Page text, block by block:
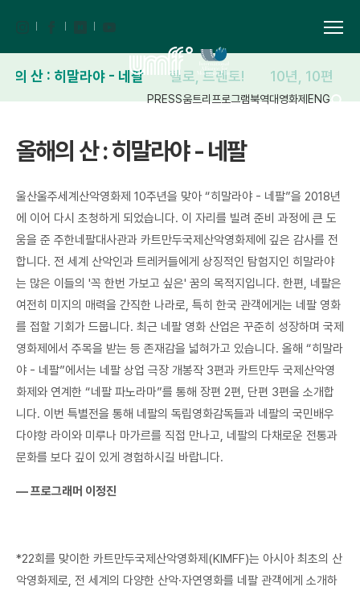
PRESS움트리프로그램북역대영화제ENG
의 산 : 히말라야 - 네팔 헬로, 트렌토! 10년, 10편
올해의 산 : 히말라야 - 네팔
울산울주세계산악영화제 10주년을 맞아 “히말라야 - 네팔”을 2018년
에 이어 다시 초청하게 되었습니다. 이 자리를 빌려 준비 과정에 큰 도
움을 준 주한네팔대사관과 카트만두국제산악영화제에 깊은 감사를 전
합니다. 전 세계 산악인과 트레커들에게 상징적인 탐험지인 히말라야
는 많은 이들의 '꼭 한번 가보고 싶은' 꿈의 목적지입니다. 한편, 네팔은
여전히 미지의 매력을 간직한 나라로, 특히 한국 관객에게는 네팔 영화
를 접할 기회가 드뭅니다. 최근 네팔 영화 산업은 꾸준히 성장하며 국제
영화제에서 주목을 받는 등 존재감을 넓혀가고 있습니다. 올해 “히말라
야 - 네팔”에서는 네팔 상업 극장 개봉작 3편과 카트만두 국제산악영
화제와 연계한 “네팔 파노라마”를 통해 장편 2편, 단편 3편을 소개합
니다. 이번 특별전을 통해 네팔의 독립영화감독들과 네팔의 국민배우
다야항 라이와 미루나 마가르를 직접 만나고, 네팔의 다채로운 전통과
문화를 보다 깊이 있게 경험하시길 바랍니다.
― 프로그래머 이정진
*22회를 맞이한 카트만두국제산악영화제(KIMFF)는 아시아 최초의 산
악영화제로, 전 세계의 다양한 산악·자연영화를 네팔 관객에게 소개하